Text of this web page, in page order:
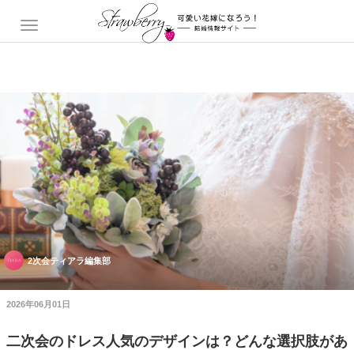
2次会ティアラ編集部
2026年06月01日
二次会のドレス人気のデザインは？どんな選択肢があ